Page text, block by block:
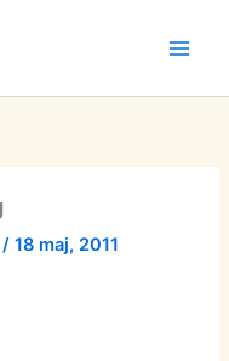
/18 maj, 2011